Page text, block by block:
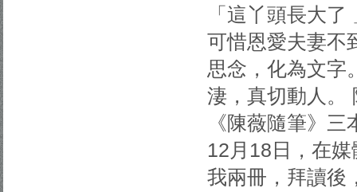
「這丫頭長大了
可惜恩愛夫妻不
思念，化為文字
淒，真切動人。
《陳薇隨筆》
12月18日，在
我兩冊，拜讀後